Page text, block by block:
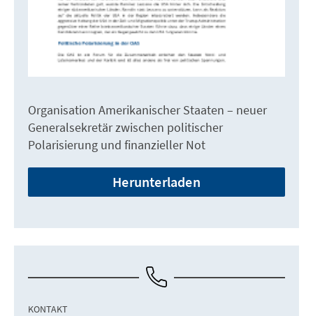
Organisation Amerikanischer Staaten – neuer
Generalsekretär zwischen politischer
Polarisierung und finanzieller Not
Herunterladen
KONTAKT